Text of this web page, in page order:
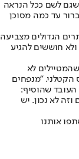
שגם לשם ככל הנראה
ברור עד כמה מסוכן
הגדולים מצביעה
חוששים להגיע
לא
הקטלני. "מנפחים
העובד שהוסיף:
לא נכון. יש
אותנו